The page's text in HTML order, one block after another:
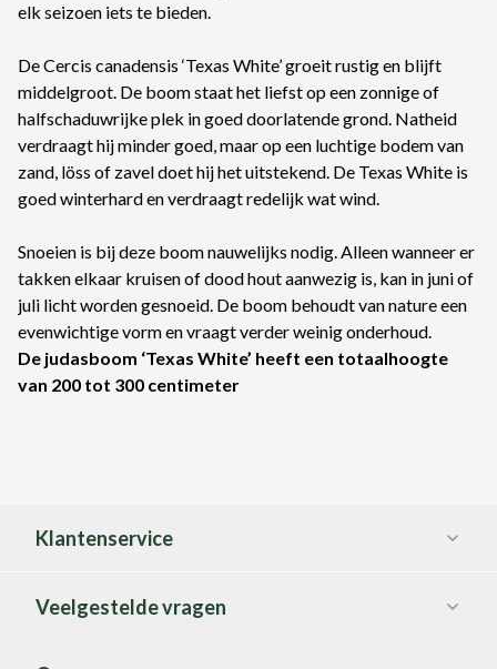
elk seizoen iets te bieden.
De Cercis canadensis ‘Texas White’ groeit rustig en blijft
middelgroot. De boom staat het liefst op een zonnige of
halfschaduwrijke plek in goed doorlatende grond. Natheid
verdraagt hij minder goed, maar op een luchtige bodem van
zand, löss of zavel doet hij het uitstekend. De Texas White is
goed winterhard en verdraagt redelijk wat wind.
Snoeien is bij deze boom nauwelijks nodig. Alleen wanneer er
takken elkaar kruisen of dood hout aanwezig is, kan in juni of
juli licht worden gesnoeid. De boom behoudt van nature een
evenwichtige vorm en vraagt verder weinig onderhoud.
De judasboom ‘Texas White’ heeft een totaalhoogte
van 200 tot 300 centimeter
Klantenservice
Veelgestelde vragen